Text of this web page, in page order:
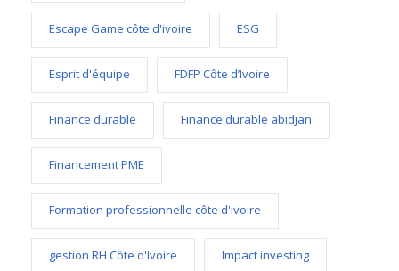
Escape Game côte d'ivoire ESG
Esprit d'équipe FDFP Côte d’Ivoire
Finance durable Finance durable abidjan
Financement PME
Formation professionnelle côte d'ivoire
gestion RH Côte d'Ivoire Impact investing